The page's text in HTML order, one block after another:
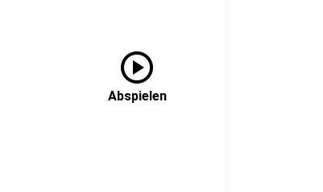
play_circle
Abspielen